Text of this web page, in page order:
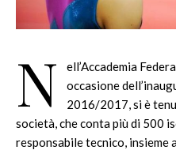
N
ell’Accademia
occasione
2016/2017, si è
società, che conta più di 500
responsabile tecnico, insieme